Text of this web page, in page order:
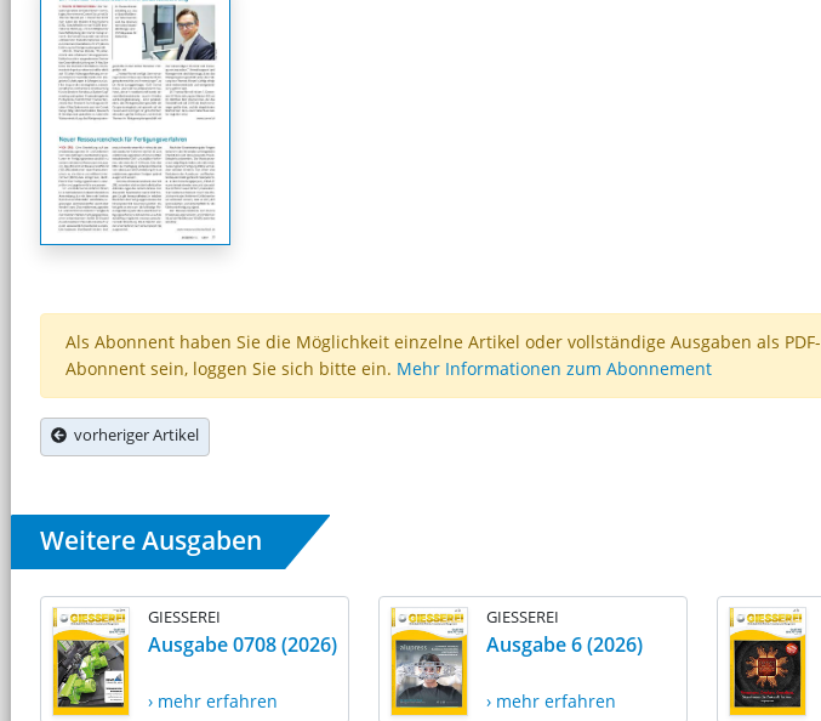
Als Abonnent haben Sie die Möglichkeit einzelne Artikel oder vollständige Ausgaben als
Abonnent sein, loggen Sie sich bitte ein. Mehr Informationen zum Abonnement
vorheriger Artikel
Weitere Ausgaben
GIESSEREI
Ausgabe 0708 (2026)
› mehr erfahren
GIESSEREI
Ausgabe 6 (2026)
› mehr erfahren